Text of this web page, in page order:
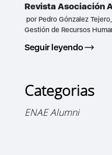
Revista Asociación
por Pedro Gónzalez
Gestión de Recursos
Seguir leyendo
Categorias
ENAE Alumni